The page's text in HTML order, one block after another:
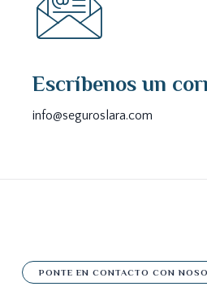
Escríbenos un
info@seguroslara.com
PONTE EN CONTACTO CON